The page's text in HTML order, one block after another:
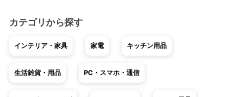
カテゴリから探す
インテリア・家具 家電 キッチン用品
生活雑貨・用品 PC・スマホ・通信